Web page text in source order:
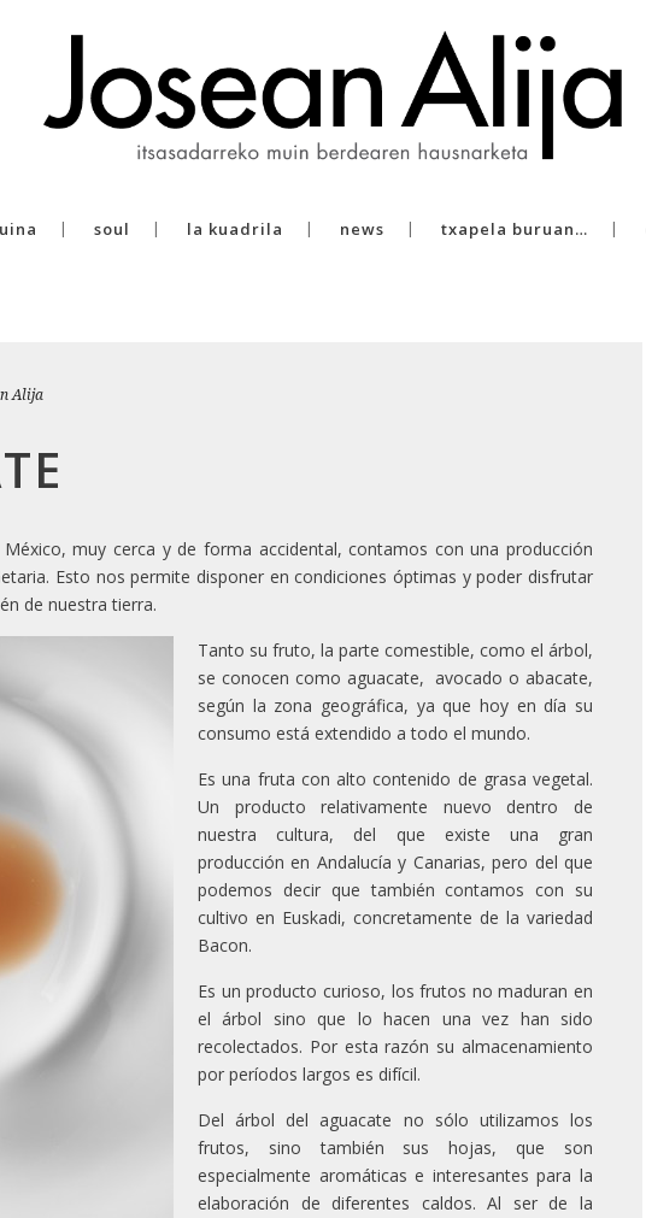
soul la kuadrila news txapela buruan…
Alija
muy cerca y de forma accidental, contamos con una producción
Esto nos permite disponer en condiciones óptimas y poder disfrutar
de nuestra tierra.
Tanto su fruto, la parte comestible, como el árbol,
se conocen como aguacate, avocado o abacate,
según la zona geográfica, ya que hoy en día su
consumo está extendido a todo el mundo.
Es una fruta con alto contenido de grasa vegetal.
Un producto relativamente nuevo dentro de
nuestra cultura, del que existe una gran
producción en Andalucía y Canarias, pero del que
podemos decir que también contamos con su
cultivo en Euskadi, concretamente de la variedad
Bacon.
Es un producto curioso, los frutos no maduran en
el árbol sino que lo hacen una vez han sido
recolectados. Por esta razón su almacenamiento
por períodos largos es difícil.
Del árbol del aguacate no sólo utilizamos los
frutos, sino también sus hojas, que son
especialmente aromáticas e interesantes para la
elaboración de diferentes caldos. Al ser de la